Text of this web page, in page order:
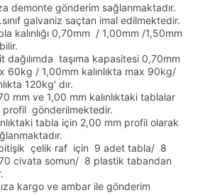
demonte gönderim sağlanmaktadır.
galvaniz saçtan imal edilmektedir.
kalınlığı 0,70mm / 1,00mm /1,50mm
dağılımda taşıma kapasitesi 0,70mm
60kg / 1,00mm kalınlıkta max 90kg/
120kg' dır.
mm ve 1,00 mm kalınlıktaki tablalar
profil gönderilmektedir.
tabla için 2,00 mm profil olarak
çelik raf için 9 adet tabla/ 8
civata somun/ 8 plastik tabandan
kargo ve ambar ile gönderim